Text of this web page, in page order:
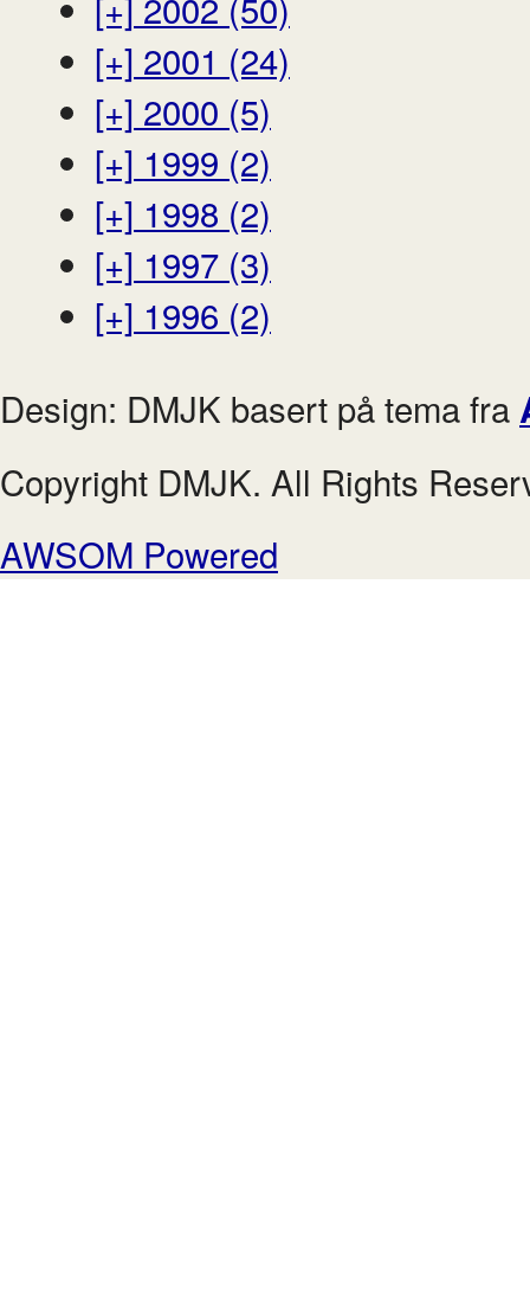
[+] 2001 (24)
[+] 2000 (5)
[+] 1999 (2)
[+] 1998 (2)
[+] 1997 (3)
[+] 1996 (2)
Design: DMJK basert på tema fra
Copyright DMJK. All Rights
AWSOM Powered